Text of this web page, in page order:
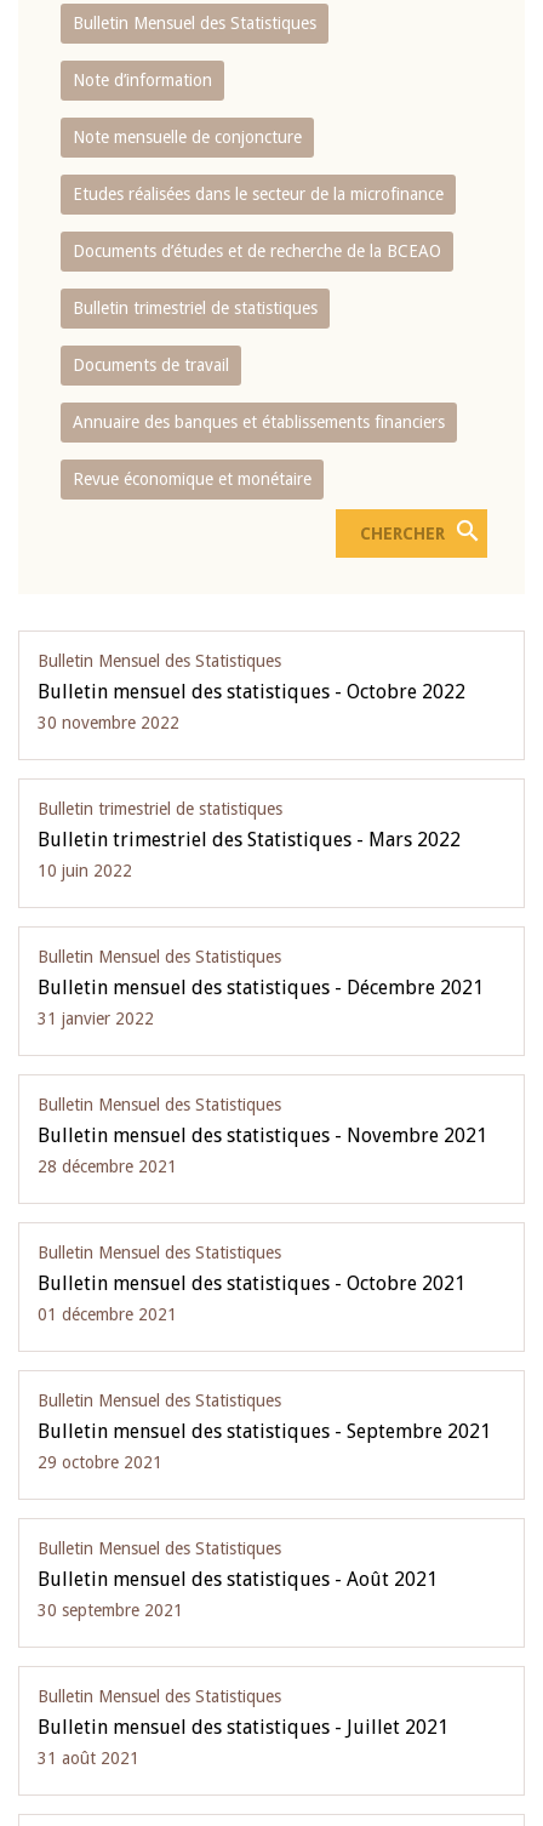
Bulletin Mensuel des Statistiques
Note d’information
Note mensuelle de conjoncture
Etudes réalisées dans le secteur de la microfinance
Documents d’études et de recherche de la BCEAO
Bulletin trimestriel de statistiques
Documents de travail
Annuaire des banques et établissements financiers
Revue économique et monétaire
Bulletin Mensuel des Statistiques
Bulletin mensuel des statistiques - Octobre 2022
30 novembre 2022
Bulletin trimestriel de statistiques
Bulletin trimestriel des Statistiques - Mars 2022
10 juin 2022
Bulletin Mensuel des Statistiques
Bulletin mensuel des statistiques - Décembre 2021
31 janvier 2022
Bulletin Mensuel des Statistiques
Bulletin mensuel des statistiques - Novembre 2021
28 décembre 2021
Bulletin Mensuel des Statistiques
Bulletin mensuel des statistiques - Octobre 2021
01 décembre 2021
Bulletin Mensuel des Statistiques
Bulletin mensuel des statistiques - Septembre 2021
29 octobre 2021
Bulletin Mensuel des Statistiques
Bulletin mensuel des statistiques - Août 2021
30 septembre 2021
Bulletin Mensuel des Statistiques
Bulletin mensuel des statistiques - Juillet 2021
31 août 2021